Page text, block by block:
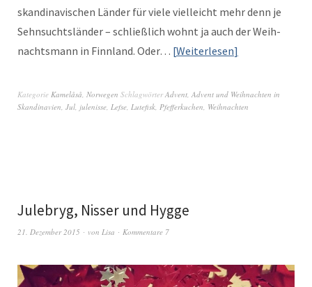
skan­di­navis­chen Län­der für viele vielle­icht mehr denn je
Sehn­sucht­slän­der – schließlich wohnt ja auch der Wei­h­
nachts­mann in Finn­land. Oder… Weit­er­lesen
Kategorie Kamelåså Norwegen SchlagwörterAdvent Advent und Weihnachten in
Skandinavien Jul julenisse Lefse Lutefisk Pfefferkuchen Weihnachten
Julebryg, Nisser und Hygge
21. Dezember 2015 von Lisa Kommentare 7